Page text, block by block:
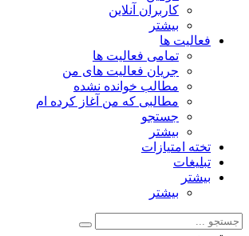
کاربران آنلاین
بیشتر
فعالیت ها
تمامی فعالیت ها
جریان فعالیت های من
مطالب خوانده نشده
مطالبی که من آغاز کرده ام
جستجو
بیشتر
تخته امتیازات
تبلیغات
بیشتر
بیشتر